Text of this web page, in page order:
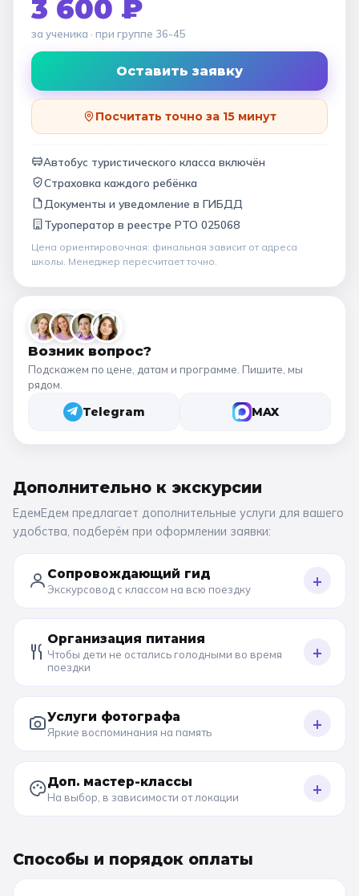
3 600 ₽
за ученика · при группе 36-45
Оставить заявку
Посчитать точно за 15 минут
Автобус туристического класса включён
Страховка каждого ребёнка
Документы и уведомление в ГИБДД
Туроператор в реестре РТО 025068
Цена ориентировочная: финальная зависит от адреса
школы . Менеджер пересчитает точно.
Возник вопрос?
Подскажем по цене, датам и программе. Пишите, мы
рядом.
Telegram MAX
Дополнительно к экскурсии
ЕдемЕдем предлагает дополнительные услуги для вашего
удобства, подберём при оформлении заявки:
Сопровождающий гид
Экскурсовод с классом на всю поездку +
Организация питания
Чтобы дети не остались голодными во время
поездки
+
Услуги фотографа
Яркие воспоминания на память +
Доп. мастер-классы
На выбор, в зависимости от локации +
Способы и порядок оплаты